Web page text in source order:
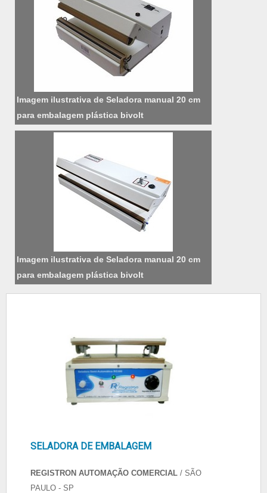
selagem de embalagem e empacotamento de
Imagem ilustrativa de Seladora manual 20 cm
para embalagem plástica bivolt
Imagem ilustrativa de Seladora manual 20 cm
para embalagem plástica bivolt
SELADORA DE EMBALAGEM
REGISTRON AUTOMAÇÃO COMERCIAL / SÃO
PAULO - SP